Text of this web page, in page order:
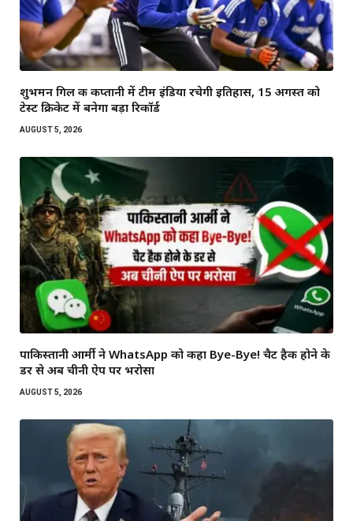
शुभमन गिल की कप्तानी में टीम इंडिया रचेगी इतिहास, 15 अगस्त को
टेस्ट क्रिकेट में बनेगा बड़ा रिकॉर्ड
AUGUST 5, 2026
पाकिस्तानी आर्मी ने WhatsApp को कहा Bye-Bye! चैट हैक होने के
डर से अब चीनी ऐप पर भरोसा
AUGUST 5, 2026